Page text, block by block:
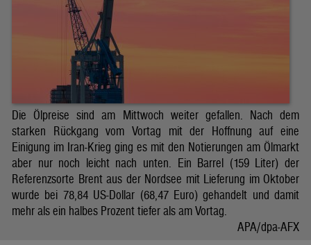
Die Ölpreise sind am Mittwoch weiter gefallen. Nach dem
starken Rückgang vom Vortag mit der Hoffnung auf eine
Einigung im Iran-Krieg ging es mit den Notierungen am Ölmarkt
aber nur noch leicht nach unten. Ein Barrel (159 Liter) der
Referenzsorte Brent aus der Nordsee mit Lieferung im Oktober
wurde bei 78,84 US-Dollar (68,47 Euro) gehandelt und damit
mehr als ein halbes Prozent tiefer als am Vortag.
APA/dpa-AFX